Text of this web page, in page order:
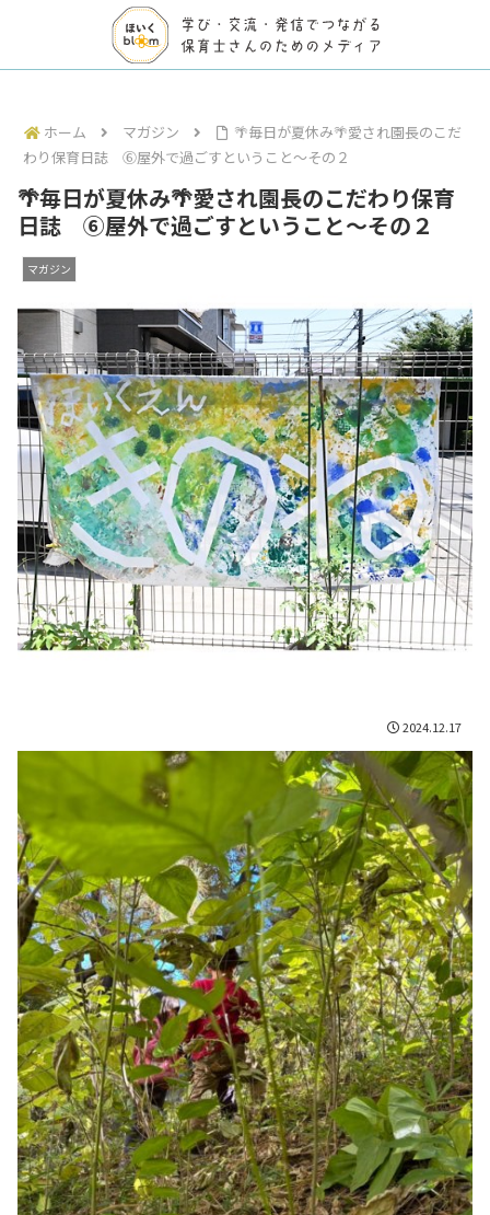
ホーム マガジン
🌴毎日が夏休み🌴愛され園長のこだ
わり保育日誌 ⑥屋外で過ごすということ〜その２
🌴毎日が夏休み🌴愛され園長のこだわり保育
日誌 ⑥屋外で過ごすということ〜その２
マガジン
2024.12.17